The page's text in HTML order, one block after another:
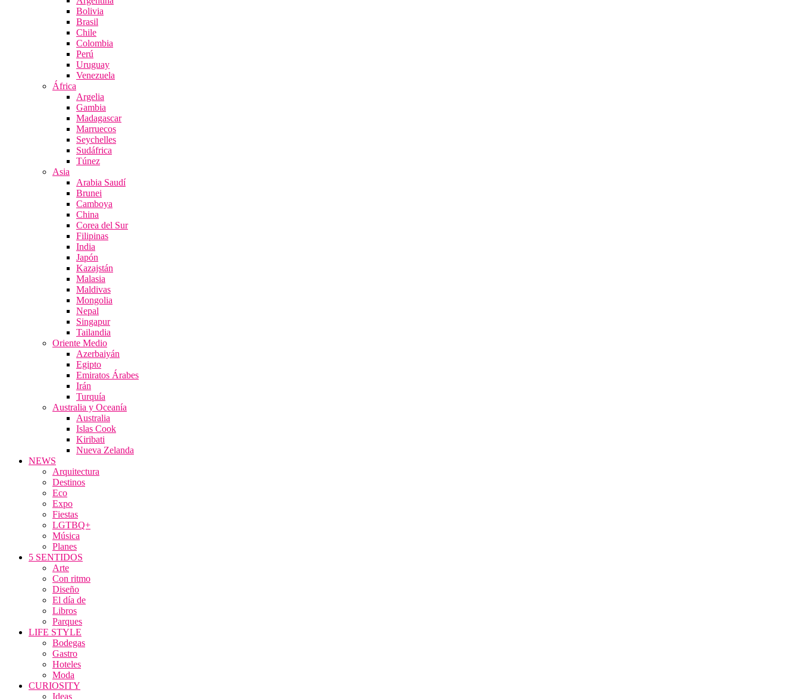
Bolivia
Brasil
Chile
Colombia
Perú
Uruguay
Venezuela
África
Argelia
Gambia
Madagascar
Marruecos
Seychelles
Sudáfrica
Túnez
Asia
Arabia Saudí
Brunei
Camboya
China
Corea del Sur
Filipinas
India
Japón
Kazajstán
Malasia
Maldivas
Mongolia
Nepal
Singapur
Tailandia
Oriente Medio
Azerbaiyán
Egipto
Emiratos Árabes
Irán
Turquía
Australia y Oceanía
Australia
Islas Cook
Kiribati
Nueva Zelanda
NEWS
Arquitectura
Destinos
Eco
Expo
Fiestas
LGTBQ+
Música
Planes
5 SENTIDOS
Arte
Con ritmo
Diseño
El día de
Libros
Parques
LIFE STYLE
Bodegas
Gastro
Hoteles
Moda
CURIOSITY
Ideas